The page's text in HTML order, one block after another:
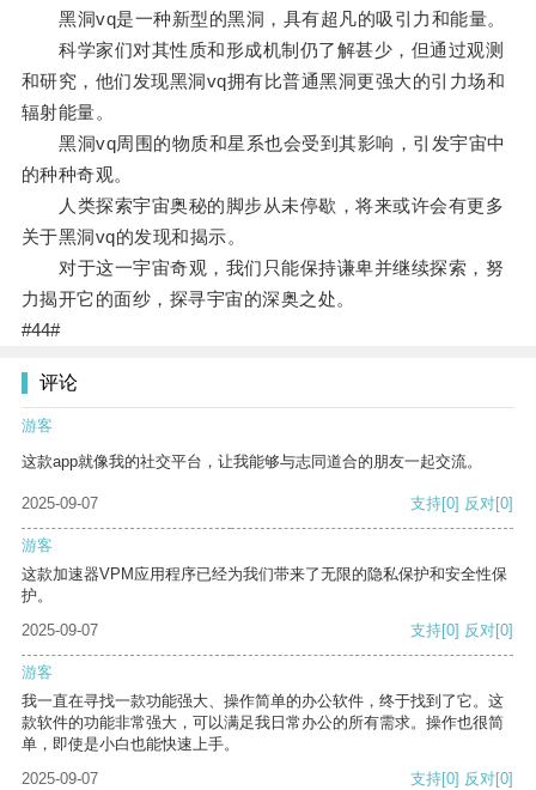
黑洞vq是一种新型的黑洞，具有超凡的吸引力和能量。
科学家们对其性质和形成机制仍了解甚少，但通过观测
和研究，他们发现黑洞vq拥有比普通黑洞更强大的引力场和
辐射能量。
黑洞vq周围的物质和星系也会受到其影响，引发宇宙中
的种种奇观。
人类探索宇宙奥秘的脚步从未停歇，将来或许会有更多
关于黑洞vq的发现和揭示。
对于这一宇宙奇观，我们只能保持谦卑并继续探索，努
力揭开它的面纱，探寻宇宙的深奥之处。
#44#
评论
游客
这款app就像我的社交平台，让我能够与志同道合的朋友一起交流。
2025-09-07 支持[0] 反对[0]
游客
这款加速器VPM应用程序已经为我们带来了无限的隐私保护和安全性保
护。
2025-09-07
支持[0] 反对[0]
游客
我一直在寻找一款功能强大、操作简单的办公软件，终于找到了它。这
款软件的功能非常强大，可以满足我日常办公的所有需求。操作也很简
单，即使是小白也能快速上手。
2025-09-07
支持[0] 反对[0]